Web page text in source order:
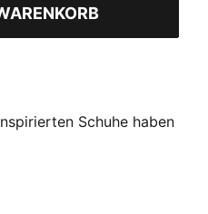
Schuhe haben
aus Leder mit
Branding als
mit modernem Flair.